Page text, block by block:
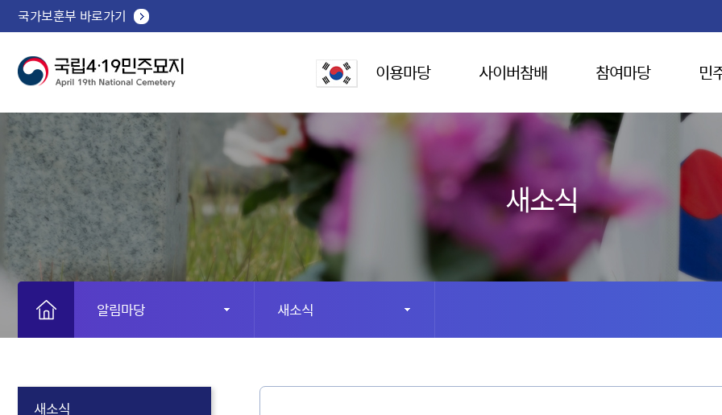
국가보훈부 바로가기
이용마당 사이버참배 참여마당 민
새소식
알림마당 새소식
새소식